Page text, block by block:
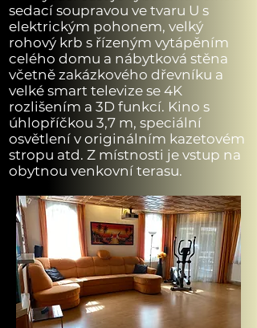
sedací soupravou ve tvaru U s
elektrickým pohonem, velký
rohový krb s řízeným vytápěním
celého domu a nábytková stěna
včetně zakázkového dřevníku a
velké smart televize se 4K
rozlišením a 3D funkcí. Kino s
úhlopříčkou 3,7 m, speciální
osvětlení v originálním kazetovém
stropu atd. Z místnosti je vstup na
obytnou venkovní terasu.